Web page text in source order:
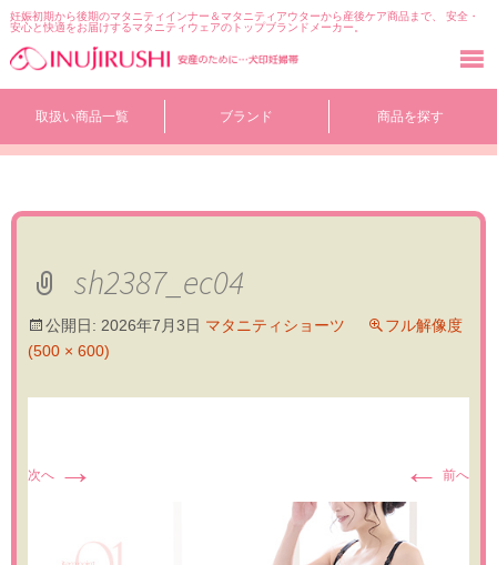
妊娠初期から後期のマタニティインナー＆マタニティアウターから産後ケア商品まで、 安全・
安心と快適をお届けするマタニティウェアのトップブランドメーカー。
テ
取扱い商品一覧 ブランド 商品を探す
sh2387_ec04
公開日: 2026年7月3日 マタニティショーツ
フル解像度
(500 × 600)
← 前へ
次へ →